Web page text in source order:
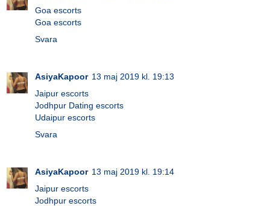
Goa escorts
Goa escorts
Svara
AsiyaKapoor 13 maj 2019 kl. 19:13
Jaipur escorts
Jodhpur Dating escorts
Udaipur escorts
Svara
AsiyaKapoor 13 maj 2019 kl. 19:14
Jaipur escorts
Jodhpur escorts